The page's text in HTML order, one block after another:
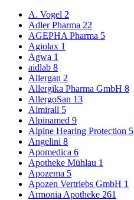
A. Vogel 2
Adler Pharma 22
AGEPHA Pharma 5
Agiolax 1
Agwa 1
aidlab 8
Allergan 2
Allergika Pharma GmbH 8
AllergoSan 13
Almirall 5
Alpinamed 9
Alpine Hearing Protection 5
Angelini 8
Apomedica 6
Apotheke Mühlau 1
Apozema 5
Apozen Vertriebs GmbH 1
Armonia Apotheke 261